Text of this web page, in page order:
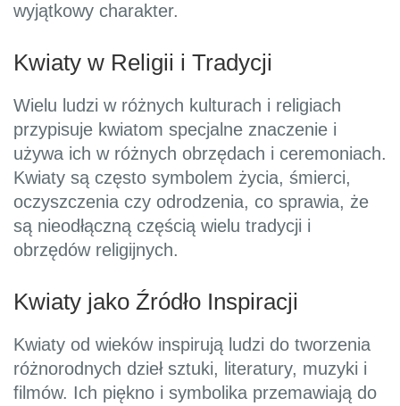
wyjątkowy charakter.
Kwiaty w Religii i Tradycji
Wielu ludzi w różnych kulturach i religiach
przypisuje kwiatom specjalne znaczenie i
używa ich w różnych obrzędach i ceremoniach.
Kwiaty są często symbolem życia, śmierci,
oczyszczenia czy odrodzenia, co sprawia, że
są nieodłączną częścią wielu tradycji i
obrzędów religijnych.
Kwiaty jako Źródło Inspiracji
Kwiaty od wieków inspirują ludzi do tworzenia
różnorodnych dzieł sztuki, literatury, muzyki i
filmów. Ich piękno i symbolika przemawiają do